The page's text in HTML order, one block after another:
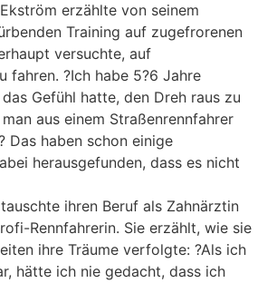
erzählte von seinem
Training auf zugefrorenen
versuchte, auf
fahren. ?Ich habe 5?6 Jahre
Gefühl hatte, den Dreh raus zu
aus einem Straßenrennfahrer
Das haben schon einige
herausgefunden, dass es nicht
ihren Beruf als Zahnärztin
Rennfahrerin. Sie erzählt, wie sie
ihre Träume verfolgte: ?Als ich
hätte ich nie gedacht, dass ich